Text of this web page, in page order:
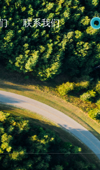
联系我们 Home
模型
服务支持
预约安装
预约维修
服务政策
常见问题